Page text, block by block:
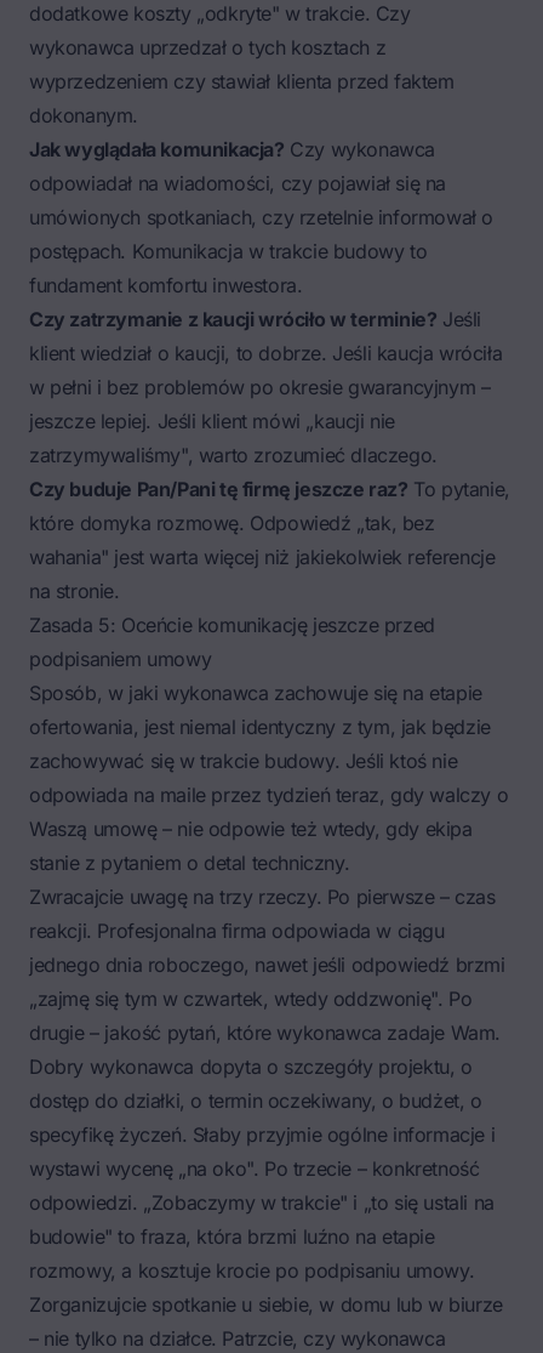
dodatkowe koszty „odkryte" w trakcie. Czy
wykonawca uprzedzał o tych kosztach z
wyprzedzeniem czy stawiał klienta przed faktem
dokonanym.
Jak wyglądała komunikacja? Czy wykonawca
odpowiadał na wiadomości, czy pojawiał się na
umówionych spotkaniach, czy rzetelnie informował o
postępach. Komunikacja w trakcie budowy to
fundament komfortu inwestora.
Czy zatrzymanie z kaucji wróciło w terminie? Jeśli
klient wiedział o kaucji, to dobrze. Jeśli kaucja wróciła
w pełni i bez problemów po okresie gwarancyjnym –
jeszcze lepiej. Jeśli klient mówi „kaucji nie
zatrzymywaliśmy", warto zrozumieć dlaczego.
Czy buduje Pan/Pani tę firmę jeszcze raz? To pytanie,
które domyka rozmowę. Odpowiedź „tak, bez
wahania" jest warta więcej niż jakiekolwiek referencje
na stronie.
Zasada 5: Oceńcie komunikację jeszcze przed
podpisaniem umowy
Sposób, w jaki wykonawca zachowuje się na etapie
ofertowania, jest niemal identyczny z tym, jak będzie
zachowywać się w trakcie budowy. Jeśli ktoś nie
odpowiada na maile przez tydzień teraz, gdy walczy o
Waszą umowę – nie odpowie też wtedy, gdy ekipa
stanie z pytaniem o detal techniczny.
Zwracajcie uwagę na trzy rzeczy. Po pierwsze – czas
reakcji. Profesjonalna firma odpowiada w ciągu
jednego dnia roboczego, nawet jeśli odpowiedź brzmi
„zajmę się tym w czwartek, wtedy oddzwonię". Po
drugie – jakość pytań, które wykonawca zadaje Wam.
Dobry wykonawca dopyta o szczegóły projektu, o
dostęp do działki, o termin oczekiwany, o budżet, o
specyfikę życzeń. Słaby przyjmie ogólne informacje i
wystawi wycenę „na oko". Po trzecie – konkretność
odpowiedzi. „Zobaczymy w trakcie" i „to się ustali na
budowie" to fraza, która brzmi luźno na etapie
rozmowy, a kosztuje krocie po podpisaniu umowy.
Zorganizujcie spotkanie u siebie, w domu lub w biurze
– nie tylko na działce. Patrzcie, czy wykonawca